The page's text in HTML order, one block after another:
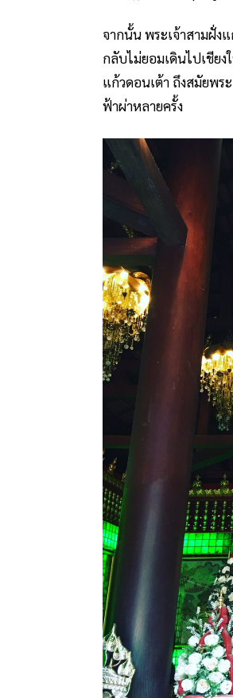
จากนั้น พระเจ้าสามฝั่ง
กลับไม่ยอมเดินไปเชีย
แก้วดอนเต้า ถึงสมัยพร
ฟ้าผ่าหลายครั้ง